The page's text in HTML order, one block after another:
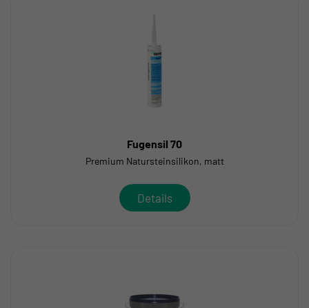
Fugensil 70
Premium Natursteinsilikon, matt
Details